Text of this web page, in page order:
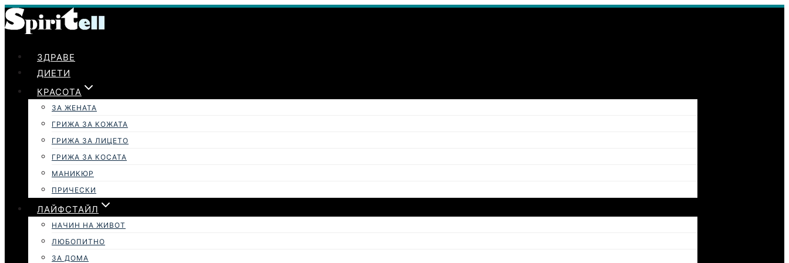
Към
съдържанието
ЗДРАВЕ
ДИЕТИ
КРАСОТА
ЗА ЖЕНАТА
ГРИЖА ЗА КОЖАТА
ГРИЖА ЗА ЛИЦЕТО
ГРИЖА ЗА КОСАТА
МАНИКЮР
ПРИЧЕСКИ
ЛАЙФСТАЙЛ
НАЧИН НА ЖИВОТ
ЛЮБОПИТНО
ЗА ДОМА